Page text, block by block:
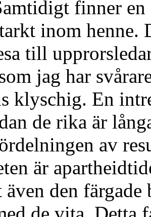
finner
inom henne.
till
jag har
klyschig. En
de rika är
av
är
även den